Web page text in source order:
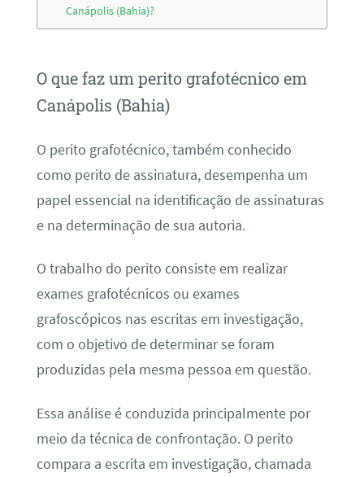
Canápolis (Bahia)?
O que faz um perito grafotécnico em
Canápolis (Bahia)
O perito grafotécnico, também conhecido
como perito de assinatura, desempenha um
papel essencial na identificação de assinaturas
e na determinação de sua autoria.
O trabalho do perito consiste em realizar
exames grafotécnicos ou exames
grafoscópicos nas escritas em investigação,
com o objetivo de determinar se foram
produzidas pela mesma pessoa em questão.
Essa análise é conduzida principalmente por
meio da técnica de confrontação. O perito
compara a escrita em investigação, chamada